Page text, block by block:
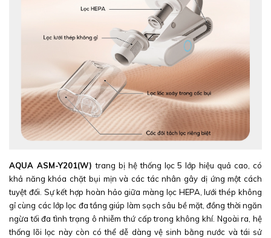
AQUA ASM-Y201(W)trang bị hệ thống lọc 5 lớp hiệu quả cao, có
khả năng khóa chặt bụi mịn và các tác nhân gây dị ứng một cách
tuyệt đối. Sự kết hợp hoàn hảo giữa màng lọc HEPA, lưới thép không
gỉ cùng các lớp lọc đa tầng giúp làm sạch sâu bề mặt, đồng thời ngăn
ngừa tối đa tình trạng ô nhiễm thứ cấp trong không khí. Ngoài ra, hệ
thống lõi lọc này còn có thể dễ dàng vệ sinh bằng nước và tái sử